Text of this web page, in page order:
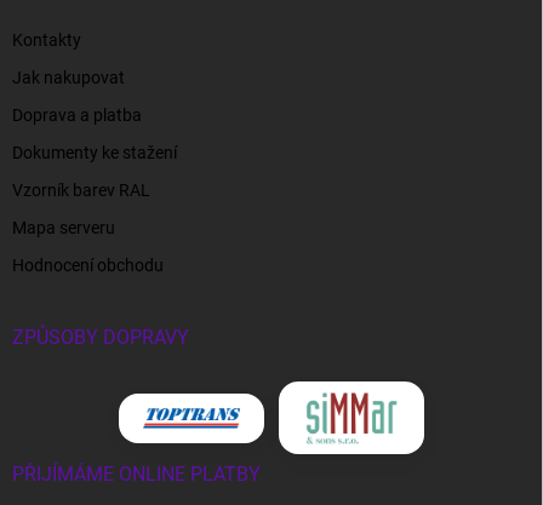
Kontakty
Jak nakupovat
Doprava a platba
Dokumenty ke stažení
Vzorník barev RAL
Mapa serveru
Hodnocení obchodu
ZPŮSOBY DOPRAVY
PŘIJÍMÁME ONLINE PLATBY